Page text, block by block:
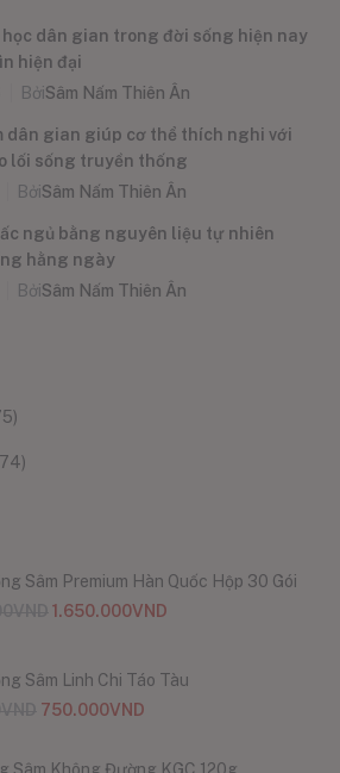
học dân gian trong đời sống hiện nay
hiện đại
BởiSâm Nấm Thiên Ân
dân gian giúp cơ thể thích nghi với
lối sống truyền thống
BởiSâm Nấm Thiên Ân
ngủ bằng nguyên liệu tự nhiên
hằng ngày
BởiSâm Nấm Thiên Ân
Sâm Premium Hàn Quốc Hộp 30 Gói
1.650.000VND
Sâm Linh Chi Táo Tàu
750.000VND